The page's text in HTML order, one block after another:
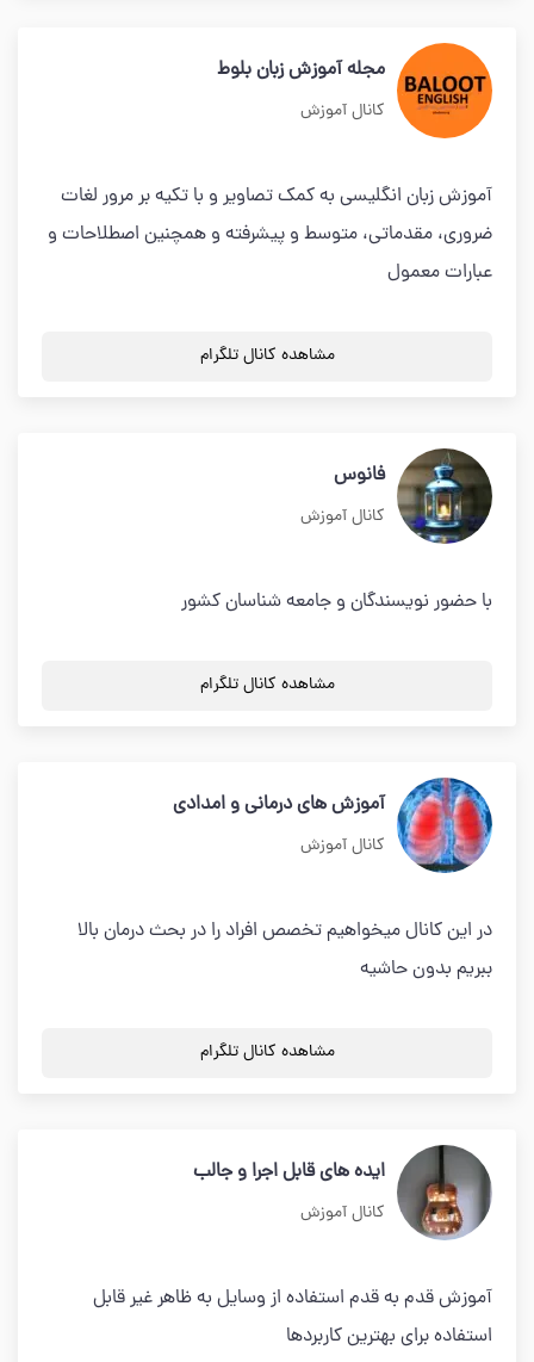
مجله آموزش زبان بلوط
کانال آموزش
آموزش زبان انگلیسی به کمک تصاویر و با تکیه بر مرور لغات
ضروری، مقدماتی، متوسط و پیشرفته و همچنین اصطلاحات و
عبارات معمول
مشاهده کانال تلگرام
فانوس
کانال آموزش
با حضور نویسندگان و جامعه شناسان کشور
مشاهده کانال تلگرام
آموزش های درمانی و امدادی
کانال آموزش
در این کانال میخواهیم تخصص افراد را در بحث درمان بالا
ببریم بدون حاشیه
مشاهده کانال تلگرام
ایده های قابل اجرا و جالب
کانال آموزش
آموزش قدم به قدم استفاده از وسایل به ظاهر غیر قابل
استفاده برای بهترین کاربردها